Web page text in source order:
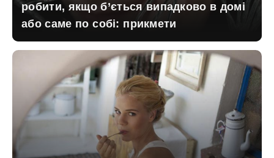
робити, якщо б’ється випадково в домі
або саме по собі: прикмети